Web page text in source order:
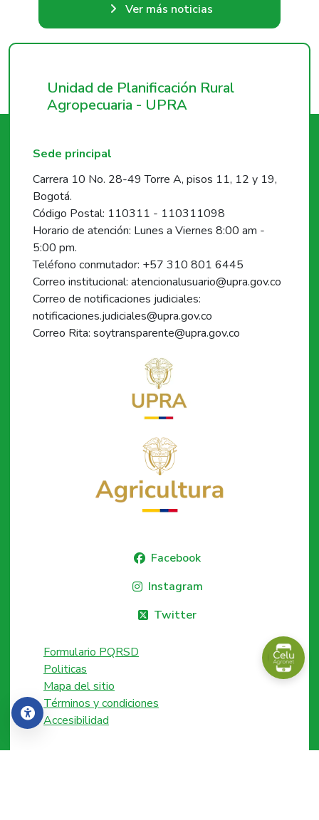
Accesibilidad
Ver más noticias
Unidad de Planificación Rural
Agropecuaria - UPRA
Sede principal
Carrera 10 No. 28-49 Torre A, pisos 11, 12 y 19,
Bogotá.
Código Postal: 110311 - 110311098
Horario de atención: Lunes a Viernes 8:00 am -
5:00 pm.
Teléfono conmutador: +57 310 801 6445
Correo institucional: atencionalusuario@upra.gov.co
Correo de notificaciones judiciales:
notificaciones.judiciales@upra.gov.co
Correo Rita: soytransparente@upra.gov.co
Facebook
Instagram
Twitter
Formulario PQRSD
Politicas
Mapa del sitio
Términos y condiciones
Accesibilidad